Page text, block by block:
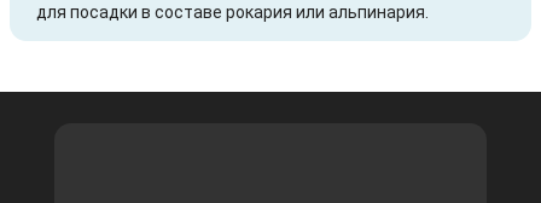
для посадки в составе рокария или альпинария.